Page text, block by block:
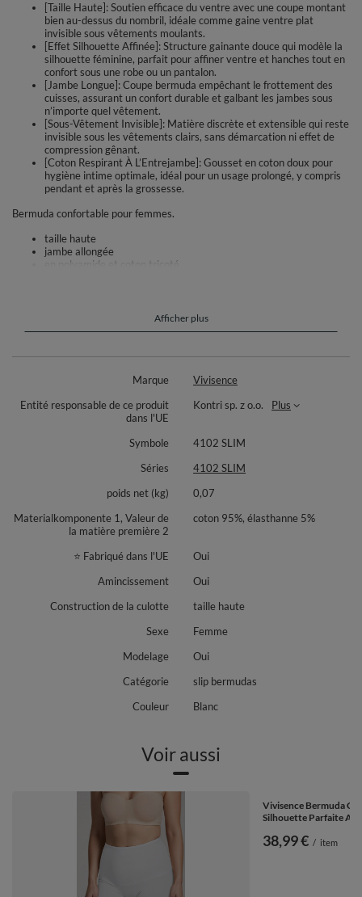
[Taille Haute]: Soutien efficace du ventre avec une coupe montant
bien au-dessus du nombril, idéale comme gaine ventre plat
invisible sous vêtements moulants.
[Effet Silhouette Affinée]: Structure gainante douce qui modèle la
silhouette féminine, parfait pour affiner ventre et hanches tout en
confort sous une robe ou un pantalon.
[Jambe Longue]: Coupe bermuda empêchant le frottement des
cuisses, assurant un confort durable et galbant les jambes sous
n’importe quel vêtement.
[Sous-Vêtement Invisible]: Matière discrète et extensible qui reste
invisible sous les vêtements clairs, sans démarcation ni effet de
compression gênant.
[Coton Respirant À L’Entrejambe]: Gousset en coton doux pour
hygiène intime optimale, idéal pour un usage prolongé, y compris
pendant et après la grossesse.
Bermuda confortable pour femmes.
taille haute
jambe allongée
en polyamide et coton tricoté
matériaux de haute qualitéAfficher plus
Marque
Vivisence
Entité responsable de ce produit
dans l'UE
Kontri sp. z o.o. Plus
Symbole
4102 SLIM
Séries
4102 SLIM
poids net (kg)
0,07
Materialkomponente 1, Valeur de
la matière première 2
coton 95%, élasthanne 5%
⭐ Fabriqué dans l'UE
Oui
Amincissement
Oui
Construction de la culotte
taille haute
Sexe
Femme
Modelage
Oui
Catégorie
slip bermudas
Couleur
Blanc
Voir aussi
Vivisence Bermuda
Silhouette Parfaite
38,99 € / item